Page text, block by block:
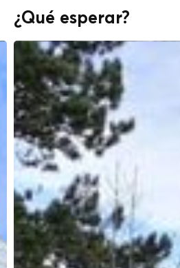
¿Qué esperar?